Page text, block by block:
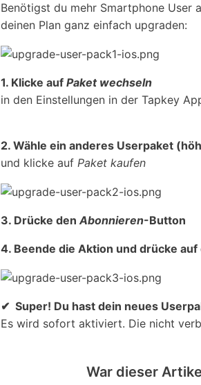
Benötigst du mehr Smartphone User
deinen Plan ganz einfach upgraden:
1. Klicke auf Paket wechseln
in den Einstellungen in der Tapkey
2. Wähle ein anderes Userpaket
und klicke auf Paket kaufen
3. Drücke denAbonnieren-Button
4. Beende die Aktion und drücke auf
✔ Super! Du hast dein neues
Es wird sofort aktiviert. Die nicht
War dieser